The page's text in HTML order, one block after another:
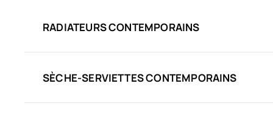
RADIATEURS CONTEMPORAINS
SÈCHE-SERVIETTES CONTEMPORAINS